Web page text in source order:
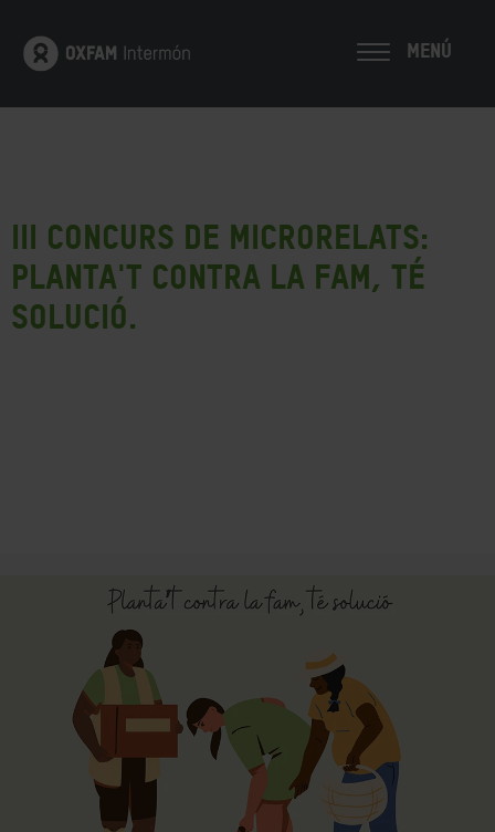
MENÚ
III Concurs de Microrelats:
Planta't contra la fam, té
solució.